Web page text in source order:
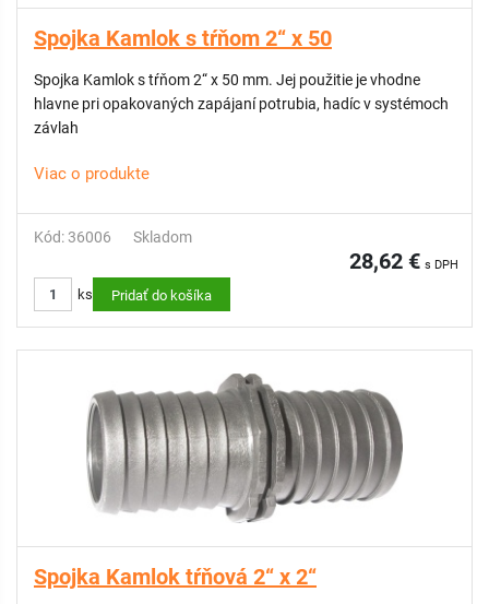
Spojka Kamlok s tŕňom 2“ x 50
Spojka Kamlok s tŕňom 2“ x 50 mm. Jej použitie je vhodne
hlavne pri opakovaných zapájaní potrubia, hadíc v systémoch
závlah
Viac o produkte
Kód: 36006 Skladom
28,62 € s DPH
ks Pridať do košíka
Spojka Kamlok tŕňová 2“ x 2“